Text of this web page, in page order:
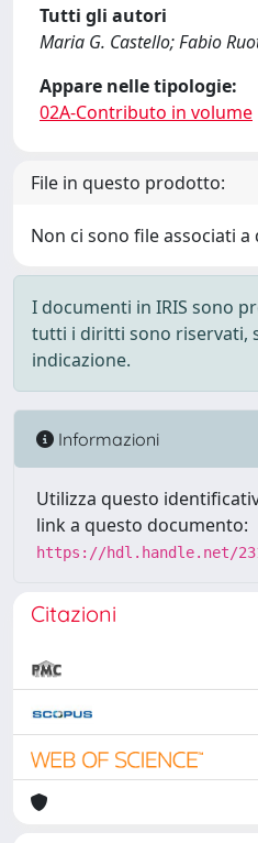
Tutti gli autori
Maria G. Castello; Fabio
Appare nelle tipologie:
02A-Contributo in volume
File in questo prodotto:
Non ci sono file associati
I documenti in IRIS sono
tutti i diritti sono riservati,
indicazione.
Informazioni
Utilizza questo
link a questo documento:
https://hdl.handle.net/
Citazioni